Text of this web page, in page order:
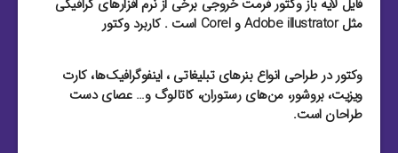
فایل لایه باز وکتور فرمت خروجی برخی از نرم افزار‌های گرافیکی
مثل Adobe illustrator و Corel است . کاربرد وکتور
وکتور در طراحی انواع بنرهای تبلیغاتی ، اینفوگرافیک‌ها، کارت
ویزیت‌، بروشور‌، من‌های رستوران‌، کاتالوگ و… عصای دست
طراحان است.